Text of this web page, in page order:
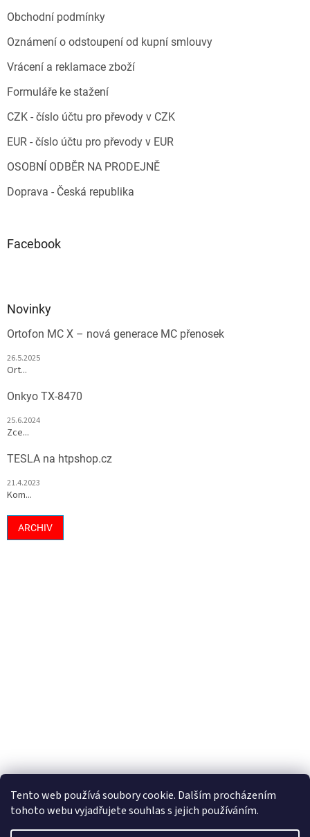
Tento web používá soubory cookie. Dalším procházením
tohoto webu vyjadřujete souhlas s jejich používáním.
Obchodní podmínky
Oznámení o odstoupení od kupní smlouvy
Vrácení a reklamace zboží
Formuláře ke stažení
CZK - číslo účtu pro převody v CZK
EUR - číslo účtu pro převody v EUR
OSOBNÍ ODBĚR NA PRODEJNĚ
Doprava - Česká republika
Facebook
Novinky
Ortofon MC X – nová generace MC přenosek
26.5.2025
Ort...
Onkyo TX-8470
25.6.2024
Zce...
TESLA na htpshop.cz
21.4.2023
Kom...
ARCHIV